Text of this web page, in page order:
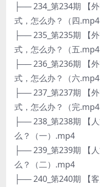
├── 234_第234期 【
式，怎么办？（四.mp4
├── 235_第235期 【
式，怎么办？（五.mp4
├── 236_第236期 【
式，怎么办？（六.mp4
├── 237_第237期 【
式，怎么办？（完.mp4
├── 238_第238期 【
么？（一）.mp4
├── 239_第239期 【
么？（二）.mp4
├── 240_第240期 【